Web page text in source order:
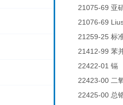
21075-69 亚
21076-69
21259-25 标
21412-99 苯
22422-01 镉
22423-00 二
22425-00 总